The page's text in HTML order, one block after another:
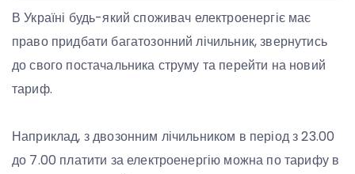
В Україні будь-який споживач електроенергіє має
право придбати багатозонний лічильник, звернутись
до свого постачальника струму та перейти на новий
тариф.
Наприклад, з двозонним лічильником в період з 23.00
до 7.00 платити за електроенергію можна по тарифу в